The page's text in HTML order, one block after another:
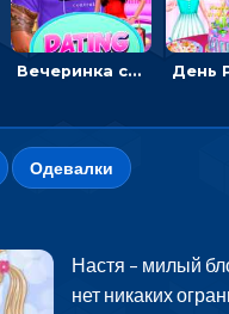
Вечеринка свиданий: одевалка для влюбленных
Одевалки
Настя – милый
нет никаких